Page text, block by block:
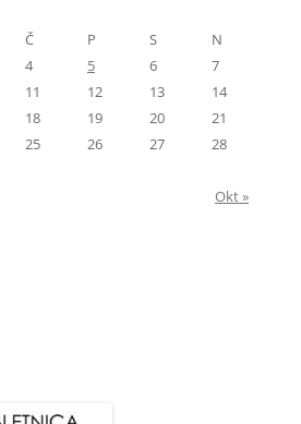
Č P S
N
4 5 6
7
11 12 13
14
18 19 20
21
25 26 27
28
Okt »